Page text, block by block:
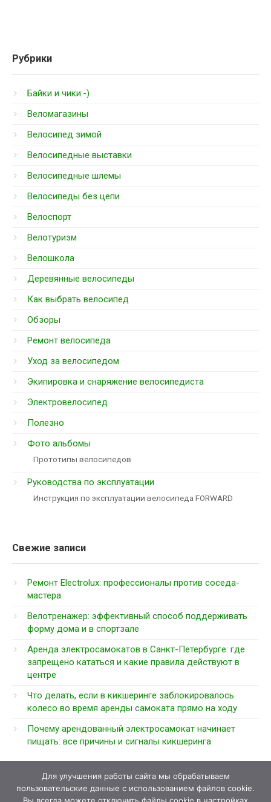
Рубрики
Байки и чики:-)
Веломагазины
Велосипед зимой
Велосипедные выставки
Велосипедные шлемы
Велосипеды без цепи
Велоспорт
Велотуризм
Велошкола
Деревянные велосипеды
Как выбрать велосипед
Обзоры
Ремонт велосипеда
Уход за велосипедом
Экипировка и снаряжение велосипедиста
Электровелосипед
Полезно
Фото альбомы
Прототипы велосипедов
Руководства по эксплуатации
Инструкция по эксплуатации велосипеда FORWARD
Свежие записи
Ремонт Electrolux: профессионалы против соседа-
мастера
Велотренажер: эффективный способ поддерживать
форму дома и в спортзале
Аренда электросамокатов в Санкт-Петербурге: где
запрещено кататься и какие правила действуют в
центре
Что делать, если в кикшеринге заблокировалось
колесо во время аренды самоката прямо на ходу
Почему арендованный электросамокат начинает
пищать: все причины и сигналы кикшеринга
Для улучшения работы сайта мы обрабатываем
пользовательские данные с использованием файлов cookie.